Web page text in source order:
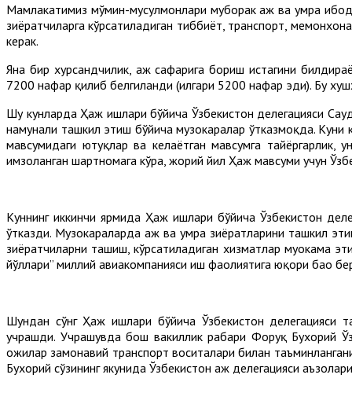
Мамлакатимиз мўмин-мусулмонлари муборак ҳаж ва умра
зиёратчиларга кўрсатиладиган тиббиёт, транспорт,
керак.
Яна бир хурсандчилик, ҳаж сафарига бориш истагини
7200 нафар қилиб белгиланди (илгари 5200 нафар эди). Бу
Шу кунларда Ҳаж ишлари бўйича Ўзбекистон делегацияси
намунали ташкил этиш бўйича музокаралар ўтказмоқда.
мавсумидаги ютуқлар ва келаётган мавсумга
имзоланган шартномага кўра, жорий йил Ҳаж мавсуми учун
Куннинг иккинчи ярмида Ҳаж ишлари бўйича Ўзбекистон
ўтказди. Музокараларда ҳаж ва умра зиёратларини ташкил
зиёратчиларни ташиш, кўрсатиладиган хизматлар муҳокама
йўллари” миллий авиакомпанияси иш фаолиятига юқори баҳо
Шундан сўнг Ҳаж ишлари бўйича Ўзбекистон делегацияси
учрашди. Учрашувда бош вакиллик раҳбари Форуқ Бухорий
ҳожилар замонавий транспорт воситалари билан
Бухорий сўзининг якунида Ўзбекистон ҳаж делегацияси